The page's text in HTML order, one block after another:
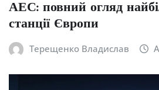
АЕС: повний огляд
станції Європи
Терещенко Владислав